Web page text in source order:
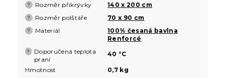
? Rozměr přikrývky 140 x 200 cm
? Rozměr polštáře 70 x 90 cm
? Materiál
100% česaná bavlna
Renforcé
?
Doporučená teplota
praní
40 °C
Hmotnost 0,7 kg